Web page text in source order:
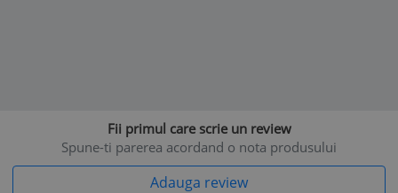
Fii primul care scrie un review
Spune-ti parerea acordand o nota produsului
Adauga review